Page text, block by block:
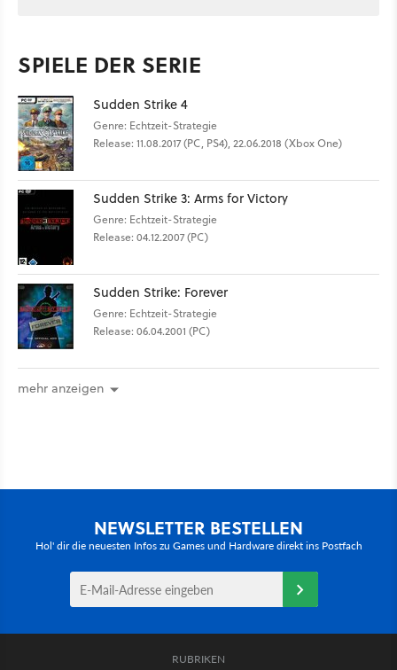
SPIELE DER SERIE
Sudden Strike 4
Genre: Echtzeit-Strategie
Release: 11.08.2017 (PC, PS4), 22.06.2018 (Xbox One)
Sudden Strike 3: Arms for Victory
Genre: Echtzeit-Strategie
Release: 04.12.2007 (PC)
Sudden Strike: Forever
Genre: Echtzeit-Strategie
Release: 06.04.2001 (PC)
mehr anzeigen
NEWSLETTER BESTELLEN
Hol' dir die neuesten Infos zu Games und Hardware direkt ins Postfach
RUBRIKEN